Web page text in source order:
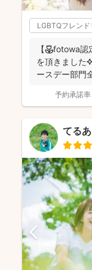
LGBTQフレンド
【🌷fotowa
を頂きました
ースデー部
予約承諾率
てる